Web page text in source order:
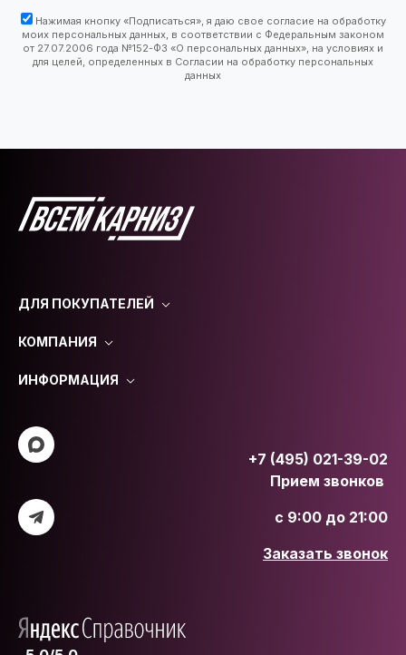
Нажимая кнопку «Подписаться», я даю свое согласие на обработку
моих персональных данных, в соответствии с Федеральным законом
от 27.07.2006 года №152-ФЗ «О персональных данных», на условиях и
для целей, определенных в Согласии на обработку персональных
данных
ДЛЯ ПОКУПАТЕЛЕЙ
КОМПАНИЯ
ИНФОРМАЦИЯ
+7 (495) 021-39-02
Прием звонков
с 9:00 до 21:00
Заказать звонок